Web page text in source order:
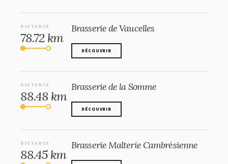
DISTANCE
78.72 km
Brasserie de Vaucelles
DÉCOUVRIR
DISTANCE
88.48 km
Brasserie de la Somme
DÉCOUVRIR
DISTANCE
88.45 km
Brasserie Malterie Cambrésienne